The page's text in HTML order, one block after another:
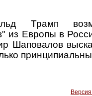
Трамп
из Европы в
Шаповалов